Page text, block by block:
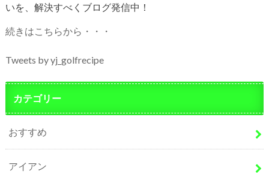
いを、解決すべくブログ発信中！
続きはこちらから・・・
Tweets by yj_golfrecipe
カテゴリー
おすすめ
アイアン